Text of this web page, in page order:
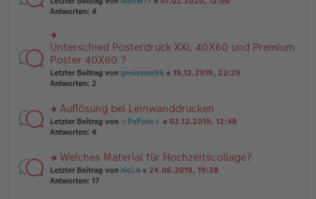
a
g
er
tr
a
g
g
el
e
n
er
B
ei
tr
g
te
u
n
g
el
es
e
er
B
ei
tr
g
Antworten: 4
rs
te
r
u
n
el
es
e
B
ei
tr
Unterschied Posterdruck XXL 40X60 und Premium
Poster 40X60 ?
Letzter Beitrag von geniesser66 « 19.12.2019, 22:29
Antworten: 2
rs
te
n
g
el
Auflösung bei Leinwanddrucken
Letzter Beitrag von ☼PeFoto☼ « 02.12.2019, 12:48
Antworten: 4
rs
te
Welches Material für Hochzeitscollage?
Letzter Beitrag von nici.h « 24.06.2019, 19:38
Antworten: 17